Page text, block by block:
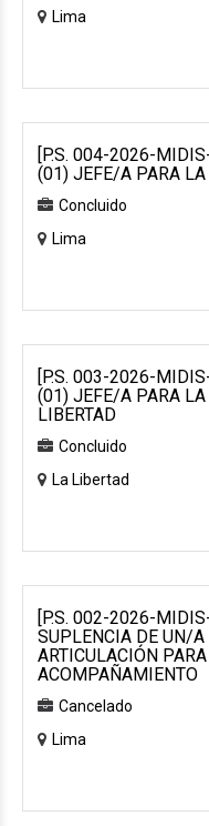
Lima
[P.S. 004-2026-
(01) JEFE/A PARA
Concluido
Lima
[P.S. 003-2026-
(01) JEFE/A PARA
LIBERTAD
Concluido
La Libertad
[P.S. 002-2026-
SUPLENCIA DE UN/
ARTICULACIÓN
ACOMPAÑAMIENTO
Cancelado
Lima